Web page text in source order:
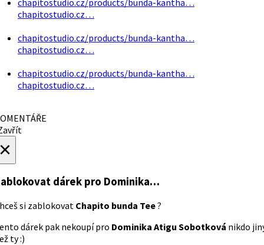
chapitostudio.cz…
chapitostudio.cz/products/bunda-kantha…
chapitostudio.cz…
chapitostudio.cz/products/bunda-kantha…
chapitostudio.cz…
dárek pro Dominika…
si zablokovat Chapito bunda Tee?
dárek pak nekoupí pro Dominika Atigu Sobotková nikdo
ty :)